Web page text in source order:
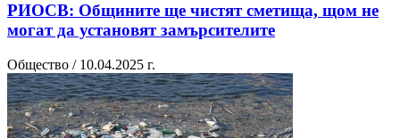
РИОСВ: Общините ще чистят сметища, щом не
могат да установят замърсителите
Общество / 10.04.2025 г.